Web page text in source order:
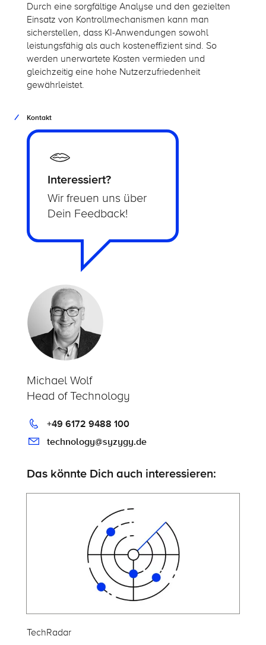
Durch eine sorgfältige Analyse und den gezielten
Einsatz von Kontrollmechanismen kann man
sicherstellen, dass KI-Anwendungen sowohl
leistungsfähig als auch kosteneffizient sind. So
werden unerwartete Kosten vermieden und
gleichzeitig eine hohe Nutzerzufriedenheit
gewährleistet.
Kontakt
Interessiert?
Wir freuen uns über
Dein Feedback!
Michael Wolf
Head of Technology
+49 6172 9488 100
technology@syzygy.de
Das könnte Dich auch interessieren:
TechRadar